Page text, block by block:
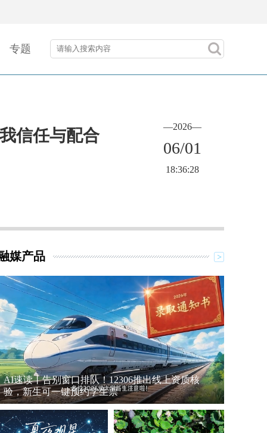
专题
信任与配合 —2026—
06/01
18:36:28
媒产品
AI速读丨告别窗口排队！12306推出线上资质核
验，新生可一键预约学生票